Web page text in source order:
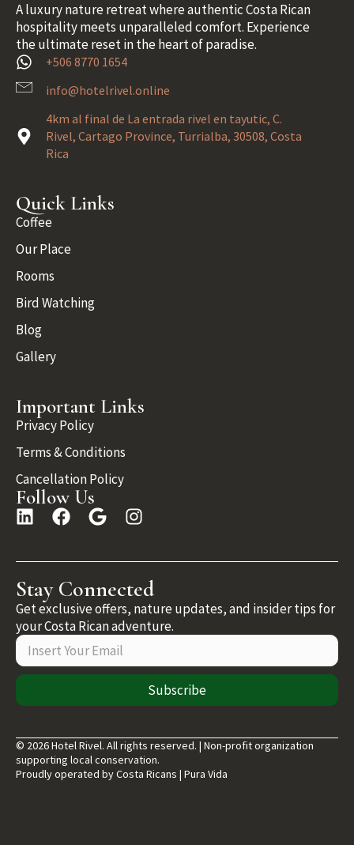
A luxury nature retreat where authentic Costa Rican
hospitality meets unparalleled comfort. Experience
the ultimate reset in the heart of paradise.
+506 8770 1654
info@hotelrivel.online
4km al final de La entrada rivel en tayutic, C.
Rivel, Cartago Province, Turrialba, 30508, Costa
Rica
Quick Links
Coffee
Our Place
Rooms
Bird Watching
Blog
Gallery
Important Links
Privacy Policy
Terms & Conditions
Cancellation Policy
Follow Us
Stay Connected
Get exclusive offers, nature updates, and insider tips for
your Costa Rican adventure.
Subscribe
© 2026 Hotel Rivel. All rights reserved. | Non-profit organization
supporting local conservation.
Proudly operated by Costa Ricans | Pura Vida